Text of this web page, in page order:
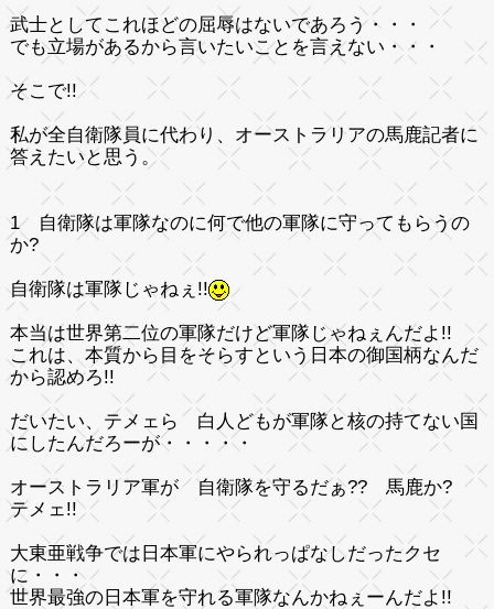
武士としてこれほどの屈辱はないであろう・・・
でも立場があるから言いたいことを言えない・・・
そこで!!
私が全自衛隊員に代わり、オーストラリアの馬鹿記者に
答えたいと思う。
1 自衛隊は軍隊なのに何で他の軍隊に守ってもらうの
か?
自衛隊は軍隊じゃねぇ!!
本当は世界第二位の軍隊だけど軍隊じゃねぇんだよ!!
これは、 本質から目をそらすという日本の御国柄なんだ
から認めろ!!
だいたい、テメェら 白人どもが軍隊と核の持てない国
にしたんだろーが・・・・・
オーストラリア軍が 自衛隊を守るだぁ?? 馬鹿か?
テメェ!!
大東亜戦争では日本軍にやられっぱなしだったクセ
に・・・
世界最強の日本軍を守れる軍隊なんかねぇーんだよ!!